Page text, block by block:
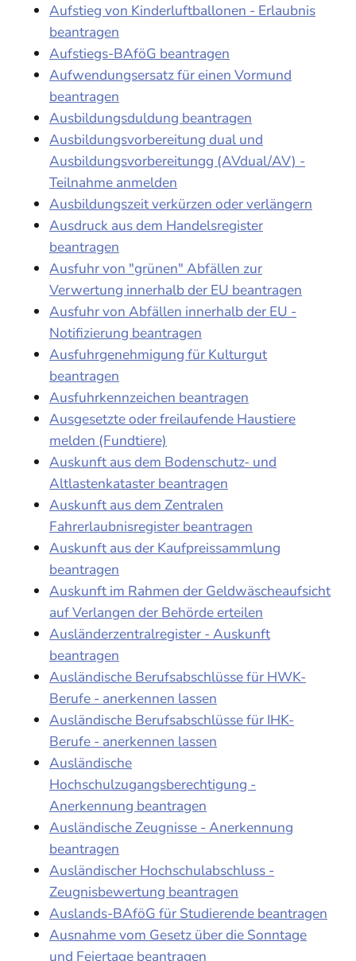
Aufstieg von Kinderluftballonen - Erlaubnis
beantragen
Aufstiegs-BAföG beantragen
Aufwendungsersatz für einen Vormund
beantragen
Ausbildungsduldung beantragen
Ausbildungsvorbereitung dual und
Ausbildungsvorbereitungg (AVdual/AV) -
Teilnahme anmelden
Ausbildungszeit verkürzen oder verlängern
Ausdruck aus dem Handelsregister
beantragen
Ausfuhr von "grünen" Abfällen zur
Verwertung innerhalb der EU beantragen
Ausfuhr von Abfällen innerhalb der EU -
Notifizierung beantragen
Ausfuhrgenehmigung für Kulturgut
beantragen
Ausfuhrkennzeichen beantragen
Ausgesetzte oder freilaufende Haustiere
melden (Fundtiere)
Auskunft aus dem Bodenschutz- und
Altlastenkataster beantragen
Auskunft aus dem Zentralen
Fahrerlaubnisregister beantragen
Auskunft aus der Kaufpreissammlung
beantragen
Auskunft im Rahmen der Geldwäscheaufsicht
auf Verlangen der Behörde erteilen
Ausländerzentralregister - Auskunft
beantragen
Ausländische Berufsabschlüsse für HWK-
Berufe - anerkennen lassen
Ausländische Berufsabschlüsse für IHK-
Berufe - anerkennen lassen
Ausländische
Hochschulzugangsberechtigung -
Anerkennung beantragen
Ausländische Zeugnisse - Anerkennung
beantragen
Ausländischer Hochschulabschluss -
Zeugnisbewertung beantragen
Auslands-BAföG für Studierende beantragen
Ausnahme vom Gesetz über die Sonntage
und Feiertage beantragen